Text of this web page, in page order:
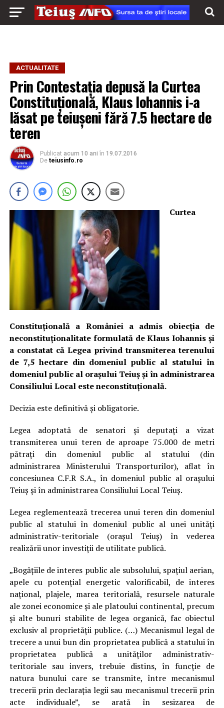
ACTUALITATE
Prin Contestația depusă la Curtea
Constituțională, Klaus Iohannis i-a
lăsat pe teiușeni fără 7.5 hectare de
teren
Publicat acum 10 ani în 19.07.2016
De teiusinfo.ro
Curtea
Constituțională a României a admis obiecția de
neconstituționalitate formulată de Klaus Iohannis și
a constatat că Legea privind transmiterea terenului
de 7,5 hectare din domeniul public al statului în
domeniul public al orașului Teiuș și în administrarea
Consiliului Local este neconstituțională.
Decizia este definitivă și obligatorie.
Legea adoptată de senatori și deputați a vizat
transmiterea unui teren de aproape 75.000 de metri
pătraţi din domeniul public al statului (din
administrarea Ministerului Transporturilor), aflat în
concesiunea C.F.R S.A., în domeniul public al oraşului
Teiuş şi în administrarea Consiliului Local Teiuş.
Legea reglementează trecerea unui teren din domeniul
public al statului în domeniul public al unei unităţi
administrativ-teritoriale (oraşul Teiuş) în vederea
realizării unor investiţii de utilitate publică.
„Bogăţiile de interes public ale subsolului, spaţiul aerian,
apele cu potenţial energetic valorificabil, de interes
naţional, plajele, marea teritorială, resursele naturale
ale zonei economice şi ale platoului continental, precum
şi alte bunuri stabilite de legea organică, fac obiectul
exclusiv al proprietăţii publice. (…) Mecanismul legal de
trecere a unui bun din proprietatea publică a statului în
proprietatea publică a unităţilor administrativ-
teritoriale sau invers, trebuie distins, în funcţie de
natura bunului care se transmite, între mecanismul
trecerii prin declaraţia legii sau mecanismul trecerii prin
acte individuale”, se arată în sesizarea de